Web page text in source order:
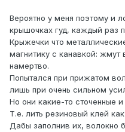
Вероятно у меня поэтому и
крышочках гуд, каждый раз
Крыжечки что
магнитику с канавкой: жмут
намертво.
Попытался при прижатом
лишь при очень сильном
Но они какие-то сточенные и
Т.е. лить резиновый клей
Дабы заполнив их, волокно